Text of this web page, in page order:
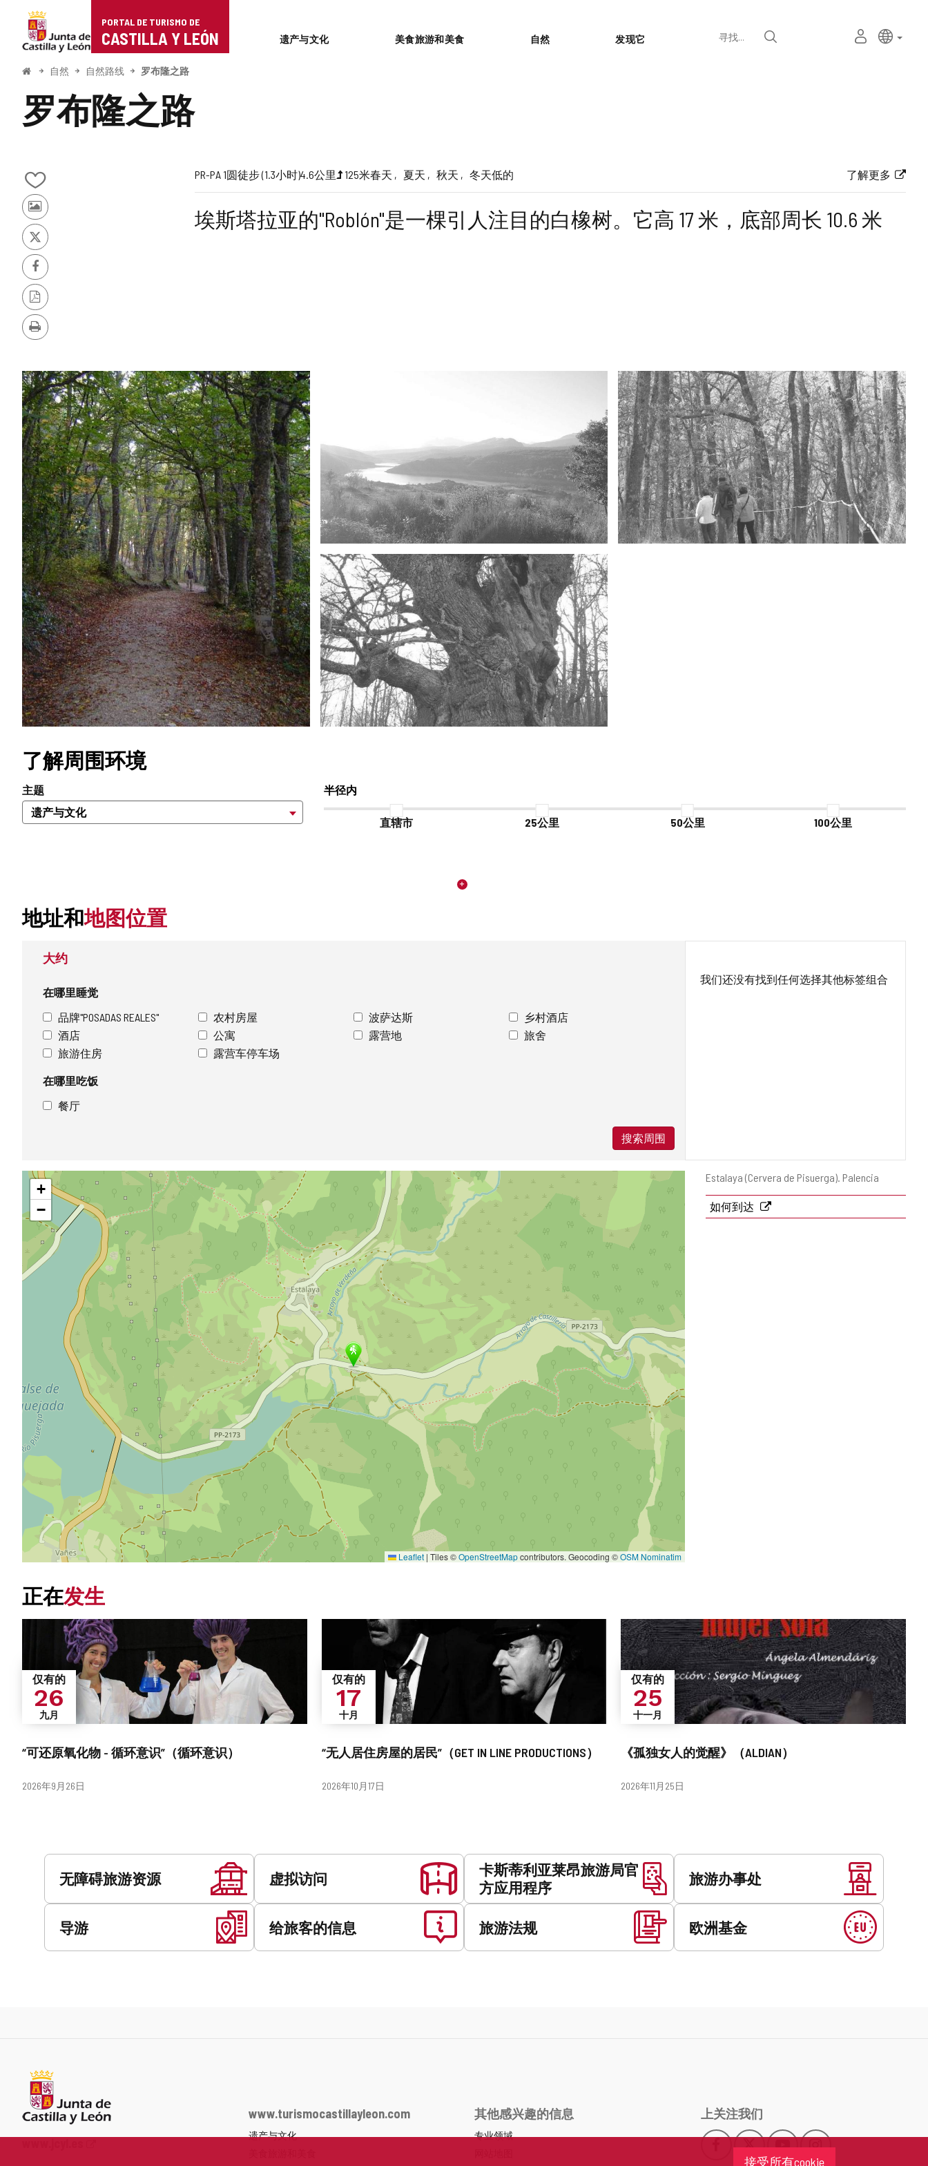
接受所有cookie
Portal
de
Turismo
Castilla
León
PORTAL DE TURISMO DE
CASTILLA Y LEÓN 遗产与文化 美食旅游和美食 自然 发现它 寻找
语
言
主动语
中文
开
自然 自然路线 罗布隆之路
罗布隆之路
从
我
的
笔
记
本
中
添
加/
删
除
其
他
游
客
的
照
片
推
特
Facebook
PDF
版
本
打
航
线
代
PR-PA 1
旅
行
圆
一
半
徒步 (1.3小时)
长
度
4.6公里
高
程
梯
125米
受
到
推
春天 夏天 秋天 冬天
路
线
难
低的
链
接
到
了解更多
埃斯塔拉亚的"Roblón"是一棵引人注目的白橡树。它高 17 米，底部周长 10.6 米
图
片
库
了解周围环境
主题 半径内
直辖市 25公里 50公里 100公里
地址和地图位置
邮
地
址
Estalaya (Cervera de Pisuerga). Palencia
如何到达
大约
在哪里睡觉
品牌"POSADAS REALES"
农村房屋 波萨达斯
乡村酒店
酒店
公寓 露营地
旅舍
旅游住房
露营车停车场
在哪里吃饭
餐厅
搜索周围
我们还没有找到任何选择其他标签组合
跳
地
图
+
−
Leaflet | Tiles ©OpenStreetMapcontributors. Geocoding ©OSM Nominatim
正在发生
“可还原氧化物 - 循环意识”（循环意识）
仅有的
26
九月
日
2026年9月26日
“无人居住房屋的居民”（GET IN LINE PRODUCTIONS）
仅有的
17
十月
日
2026年10月17日
《孤独女人的觉醒》（ALDIAN）
仅有的
25
十一月
日
2026年11月25日
无障碍旅游资源 虚拟访问
卡斯蒂利亚莱昂旅游局官
方应用程序
旅游办事处
导游 给旅客的信息 旅游法规 欧洲基金
www.turismocastillayleon.com
遗产与文化
其他感兴趣的信息
专业领域
上关注我们
此
此
此